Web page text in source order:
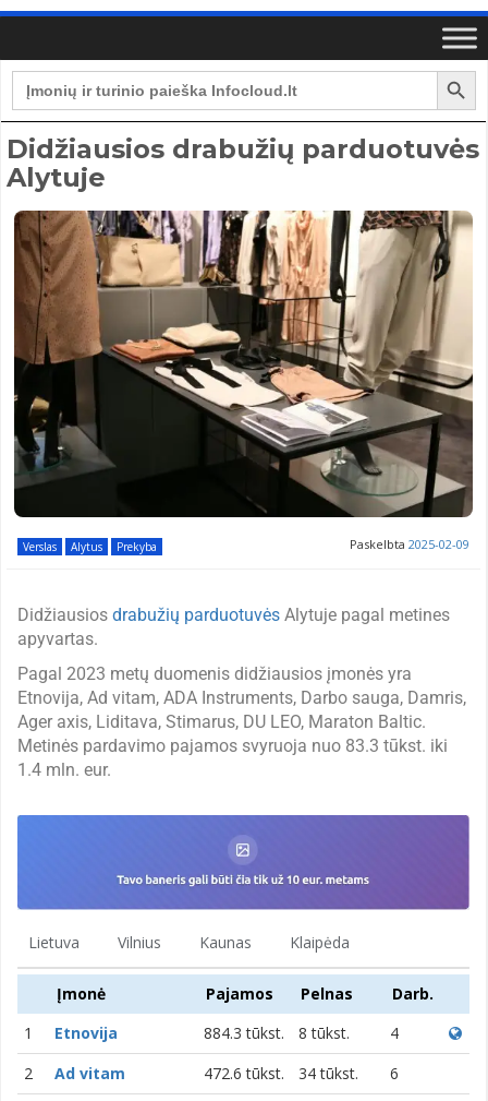
Search
for:
Search Button
Didžiausios drabužių parduotuvės
Alytuje
Verslas Alytus Prekyba Paskelbta 2025-02-09
Didžiausios drabužių parduotuvės Alytuje pagal metines
apyvartas.
Pagal 2023 metų duomenis didžiausios įmonės yra
Etnovija, Ad vitam, ADA Instruments, Darbo sauga, Damris,
Ager axis, Liditava, Stimarus, DU LEO, Maraton Baltic.
Metinės pardavimo pajamos svyruoja nuo 83.3 tūkst. iki
1.4 mln. eur.
Lietuva Vilnius Kaunas Klaipėda
Įmonė Pajamos Pelnas
Darb.
1
Etnovija 884.3 tūkst. 8 tūkst.
4
2
Ad vitam 472.6 tūkst. 34 tūkst.
6